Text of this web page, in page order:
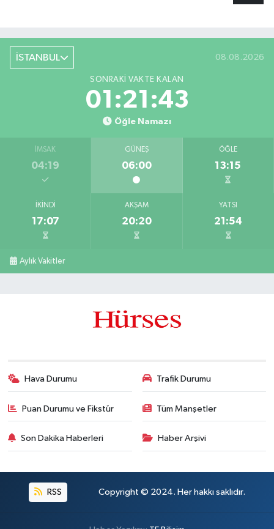
İSTANBUL 08.08.2026
SONRAKI VAKTE KALAN
01:21:42
Öğle Namazı
İMSAK
04:19
GÜNEŞ
06:00
ÖĞLE
13:15
İKINDI
17:07
AKŞAM
20:20
YATSI
21:54
Aylık Vakitler
Hava Durumu Trafik Durumu
Puan Durumu ve Fikstür Tüm Manşetler
Son Dakika Haberleri Haber Arşivi
RSS Copyright © 2024. Her hakkı saklıdır.